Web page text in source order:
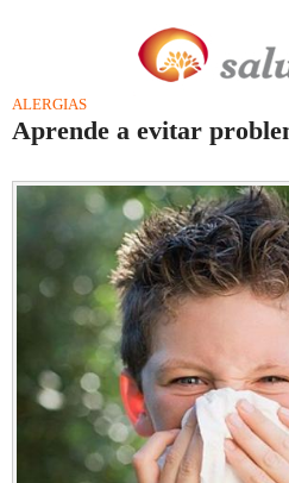
ALERGIAS
Aprende a evitar